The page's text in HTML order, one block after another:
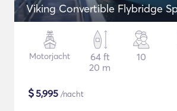
Viking Convertible Flybridge
Motorjacht
64 ft
20 m
10
$5,995 /nacht